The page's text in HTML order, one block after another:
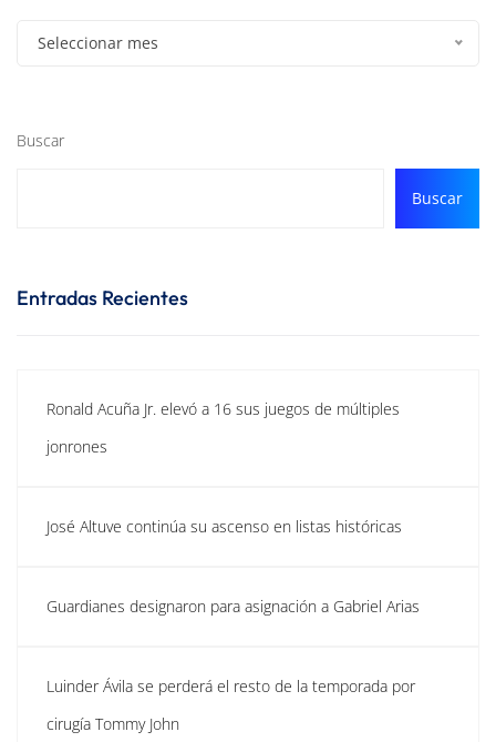
Seleccionar mes
Buscar
Buscar
Entradas Recientes
Ronald Acuña Jr. elevó a 16 sus juegos de múltiples
jonrones
José Altuve continúa su ascenso en listas históricas
Guardianes designaron para asignación a Gabriel Arias
Luinder Ávila se perderá el resto de la temporada por
cirugía Tommy John